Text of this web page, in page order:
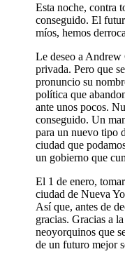
Esta noche, contra
conseguido. El
míos, hemos
Le deseo a
privada. Pero que
pronuncio su
política que
ante unos pocos.
conseguido. Un
para un nuevo tipo
ciudad que
un gobierno que
El 1 de enero,
ciudad de Nueva
Así que, antes de
gracias. Gracias a
neoyorquinos que
de un futuro mejor